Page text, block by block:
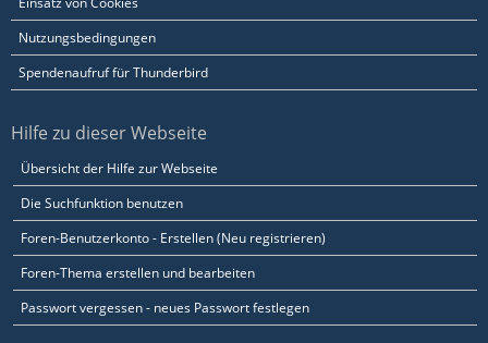
Nutzungsbedingungen
Spendenaufruf für Thunderbird
Hilfe zu dieser Webseite
Übersicht der Hilfe zur Webseite
Die Suchfunktion benutzen
Foren-Benutzerkonto - Erstellen (Neu registrieren)
Foren-Thema erstellen und bearbeiten
Passwort vergessen - neues Passwort festlegen